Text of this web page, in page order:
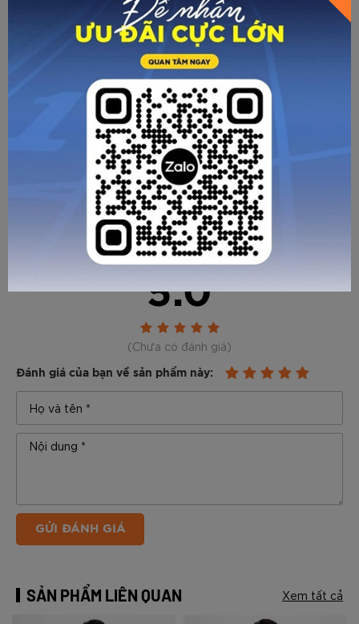
Về trang trước
Gửi email In trang
THÔNG SỐ KỸ THUẬT VÀ BẢO HÀNH
CHÍNH SÁCH MUA HÀNG
THƯƠNG HIỆU
ĐÁNH GIÁ SẢN PHẨM
5.0
(Chưa có đánh giá)
Đánh giá của bạn về sản phẩm này:
GỬI ĐÁNH GIÁ
SẢN PHẨM LIÊN QUAN Xem tất cả
HỦY